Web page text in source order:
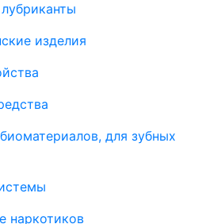
изделия
для зубных
наркотиков